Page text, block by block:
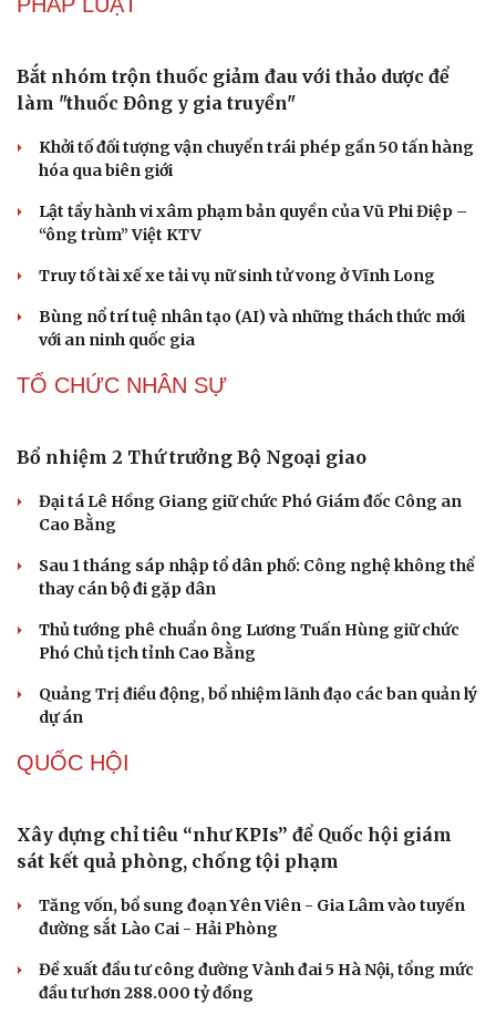
Bắt nhóm trộn thuốc giảm đau với thảo dược để
làm "thuốc Đông y gia truyền"
Khởi tố đối tượng vận chuyển trái phép gần 50 tấn hàng
hóa qua biên giới
Lật tẩy hành vi xâm phạm bản quyền của Vũ Phi Điệp –
“ông trùm” Việt KTV
Truy tố tài xế xe tải vụ nữ sinh tử vong ở Vĩnh Long
Bùng nổ trí tuệ nhân tạo (AI) và những thách thức mới
với an ninh quốc gia
TỔ CHỨC NHÂN SỰ
Bổ nhiệm 2 Thứ trưởng Bộ Ngoại giao
Đại tá Lê Hồng Giang giữ chức Phó Giám đốc Công an
Cao Bằng
Sau 1 tháng sáp nhập tổ dân phố: Công nghệ không thể
thay cán bộ đi gặp dân
Thủ tướng phê chuẩn ông Lương Tuấn Hùng giữ chức
Phó Chủ tịch tỉnh Cao Bằng
Quảng Trị điều động, bổ nhiệm lãnh đạo các ban quản lý
dự án
QUỐC HỘI
Xây dựng chỉ tiêu “như KPIs” để Quốc hội giám
sát kết quả phòng, chống tội phạm
Tăng vốn, bổ sung đoạn Yên Viên - Gia Lâm vào tuyến
đường sắt Lào Cai - Hải Phòng
Đề xuất đầu tư công đường Vành đai 5 Hà Nội, tổng mức
đầu tư hơn 288.000 tỷ đồng